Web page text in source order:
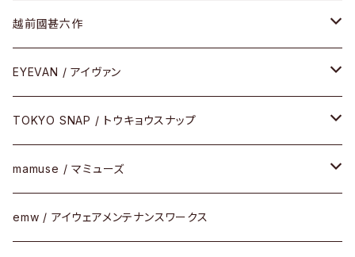
ケア用品
Frogskins(フロッグスキン )
Latch(ラッチ)
その他
修理
小物
サングラス
その他
メガネフレーム
サングラス
その他
越前國甚六作
セルフレーム
メタルフレーム
コンビフレーム
EYEVAN / アイヴァン
メガネ
サングラス
その他
TOKYO SNAP / トウキョウスナップ
セルフレーム
メタルフレーム
mamuse / マミューズ
セル
emw / アイウェアメンテナンスワークス